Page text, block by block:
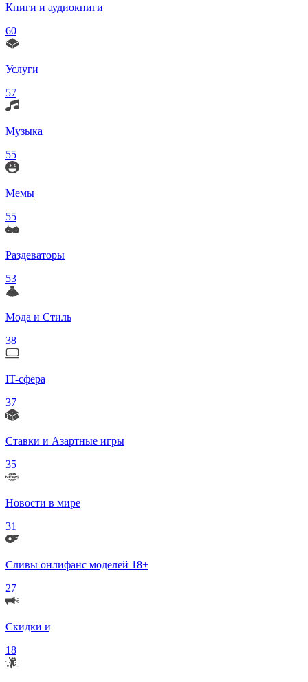
Книги и аудиокниги
60
Услуги
57
Музыка
55
Мемы
55
Раздеваторы
53
Мода и Стиль
38
IT-сфера
37
Ставки и Азартные игры
35
Новости в мире
31
Сливы онлифанс моделей 18+
27
Скидки и Акции
18